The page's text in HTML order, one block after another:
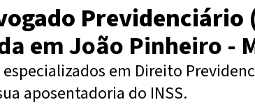
Previdenciário
emJoão Pinheiro -
em Direito
aposentadoria do INSS.